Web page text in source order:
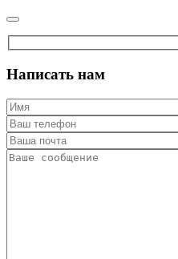
Написать нам